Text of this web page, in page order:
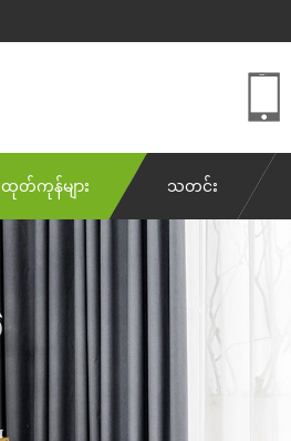
ထုတ်ကုန်များ သတင်း